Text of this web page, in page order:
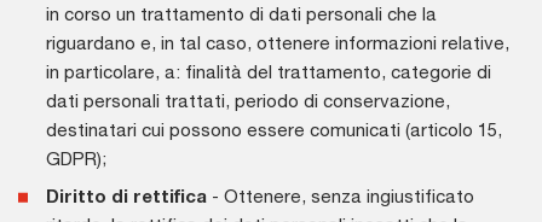
in corso un trattamento di dati personali che la
riguardano e, in tal caso, ottenere informazioni relative,
in particolare, a: finalità del trattamento, categorie di
dati personali trattati, periodo di conservazione,
destinatari cui possono essere comunicati (articolo 15,
GDPR);
Diritto di rettifica- Ottenere, senza ingiustificato